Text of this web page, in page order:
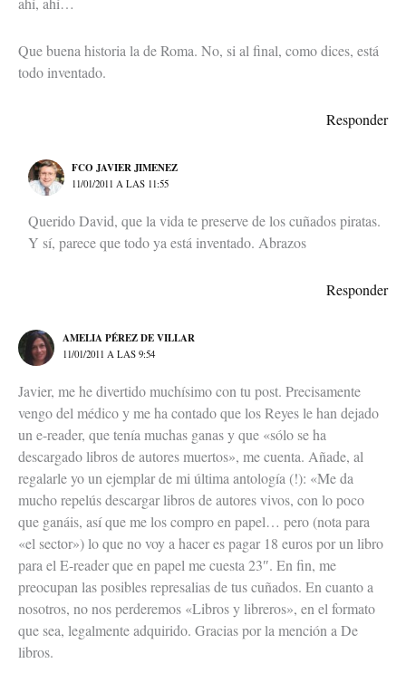
Que buena historia la de Roma. No, si al final, como dices, está
todo inventado.
Responder
FCO JAVIER JIMENEZ
11/01/2011 A LAS 11:55
Querido David, que la vida te preserve de los cuñados piratas.
Y sí, parece que todo ya está inventado. Abrazos
Responder
AMELIA PÉREZ DE VILLAR
11/01/2011 A LAS 9:54
Javier, me he divertido muchísimo con tu post. Precisamente
vengo del médico y me ha contado que los Reyes le han dejado
un e-reader, que tenía muchas ganas y que «sólo se ha
descargado libros de autores muertos», me cuenta. Añade, al
regalarle yo un ejemplar de mi última antología (!): «Me da
mucho repelús descargar libros de autores vivos, con lo poco
que ganáis, así que me los compro en papel… pero (nota para
«el sector») lo que no voy a hacer es pagar 18 euros por un libro
para el E-reader que en papel me cuesta 23″. En fin, me
preocupan las posibles represalias de tus cuñados. En cuanto a
nosotros, no nos perderemos «Libros y libreros», en el formato
que sea, legalmente adquirido. Gracias por la mención a De
libros.